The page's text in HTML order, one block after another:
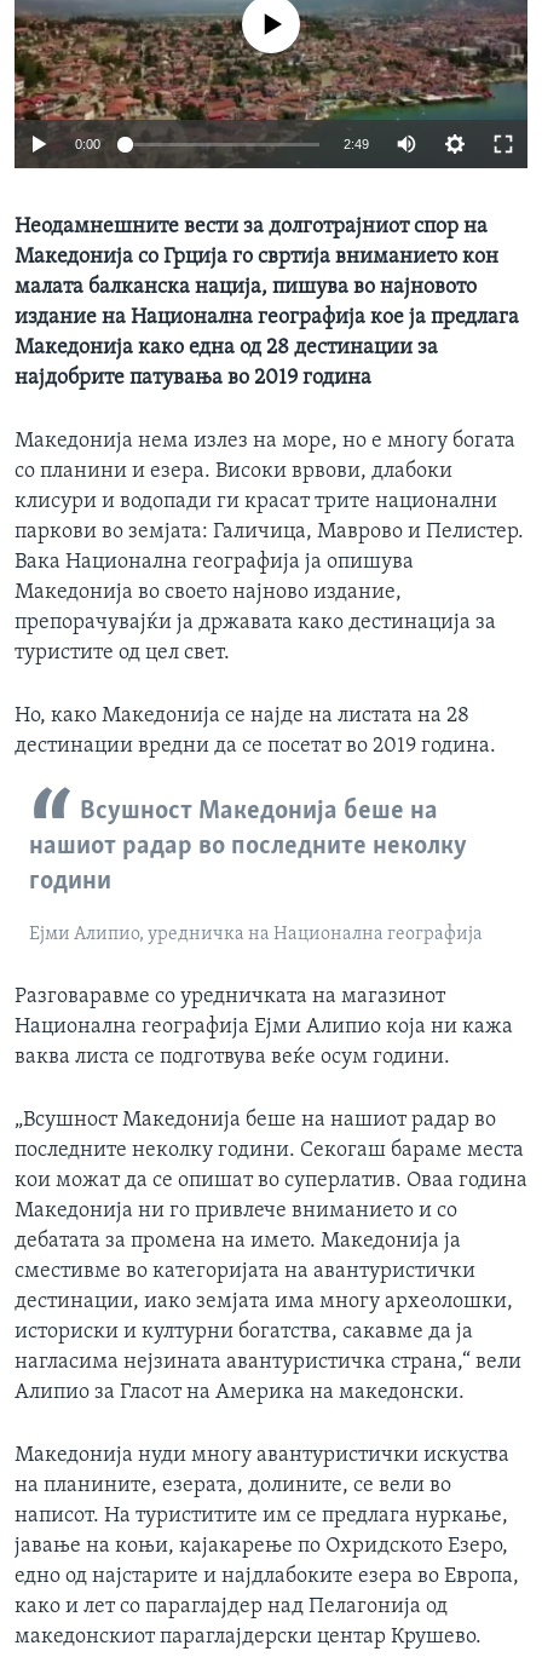
ИНТЕРВЈУА
Јазици
No media source currently available
0:00 2:49
Неодамнешните вести за долготрајниот спор на
Македонија со Грција го свртија вниманието кон
малата балканска нација, пишува во најновото
издание на Национална географија кое ја предлага
Македонија како една од 28 дестинации за
најдобрите патувања во 2019 година
Македонија нема излез на море, но е многу богата
со планини и езера. Високи врвови, длабоки
клисури и водопади ги красат трите национални
паркови во земјата: Галичица, Маврово и Пелистер.
Вака Национална географија ја опишува
Македонија во своето најново издание,
препорачувајќи ја државата како дестинација за
туристите од цел свет.
Но, како Македонија се најде на листата на 28
дестинации вредни да се посетат во 2019 година.
Всушност Македонија беше на
нашиот радар во последните неколку
години
Ејми Алипио, уредничка на Национална географија
Разговаравме со уредничката на магазинот
Национална географија Ејми Алипио која ни кажа
ваква листа се подготвува веќе осум години.
„Всушност Македонија беше на нашиот радар во
последните неколку години. Секогаш бараме места
кои можат да се опишат во суперлатив. Оваа година
Македонија ни го привлече вниманието и со
дебатата за промена на името. Македонија ја
сместивме во категоријата на авантуристички
дестинации, иако земјата има многу археолошки,
историски и културни богатства, сакавме да ја
нагласима нејзината авантуристичка страна,“ вели
Алипио за Гласот на Америка на македонски.
Македонија нуди многу авантуристички искуства
на планините, езерата, долините, се вели во
написот. На туриститите им се предлага нуркање,
јавање на коњи, кајакарење по Охридското Езеро,
едно од најстарите и најдлабоките езера во Европа,
како и лет со параглајдер над Пелагонија од
македонскиот параглајдерски центар Крушево.